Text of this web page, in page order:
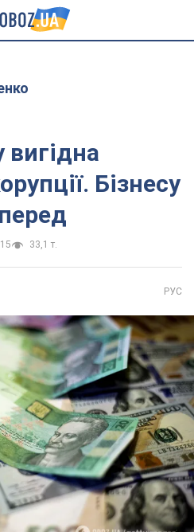
вигідна
Бізнесу
33,1 т.
РУС